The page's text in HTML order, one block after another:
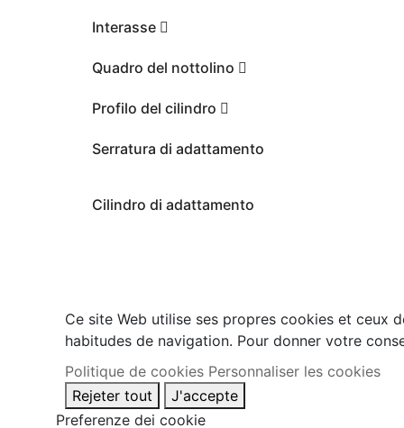
Interasse
Quadro del nottolino
Profilo del cilindro
Serratura di adattamento
Cilindro di adattamento
Ce site Web utilise ses propres cookies et ceux
habitudes de navigation. Pour donner votre
Politique de cookies Personnaliser les cookies
Rejeter tout
J'accepte
Preferenze dei cookie